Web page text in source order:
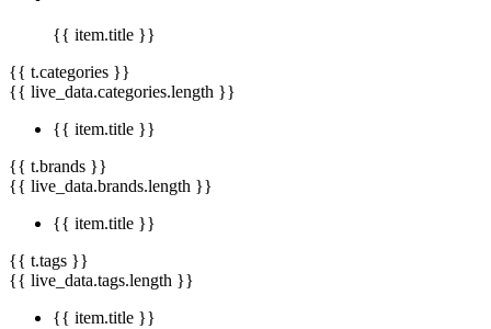
{{ item.title }}
{{ t.categories }}
{{ live_data.categories.length }}
{{ item.title }}
{{ t.brands }}
{{ live_data.brands.length }}
{{ item.title }}
{{ t.tags }}
{{ live_data.tags.length }}
{{ item.title }}